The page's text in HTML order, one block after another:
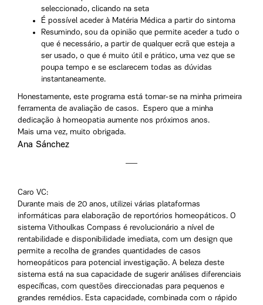
seleccionado, clicando na seta
É possível aceder à Matéria Médica a partir do sintoma
Resumindo, sou da opinião que permite aceder a tudo o
que é necessário, a partir de qualquer ecrã que esteja a
ser usado, o que é muito útil e prático, uma vez que se
poupa tempo e se esclarecem todas as dúvidas
instantaneamente.
Honestamente, este programa está tornar-se na minha primeira
ferramenta de avaliação de casos. Espero que a minha
dedicação à homeopatia aumente nos próximos anos.
Mais uma vez, muito obrigada.
Ana Sánchez
Caro VC:
Durante mais de 20 anos, utilizei várias plataformas
informáticas para elaboração de reportórios homeopáticos. O
sistema Vithoulkas Compass é revolucionário a nível de
rentabilidade e disponibilidade imediata, com um design que
permite a recolha de grandes quantidades de casos
homeopáticos para potencial investigação. A beleza deste
sistema está na sua capacidade de sugerir análises diferenciais
específicas, com questões direccionadas para pequenos e
grandes remédios. Esta capacidade, combinada com o rápido